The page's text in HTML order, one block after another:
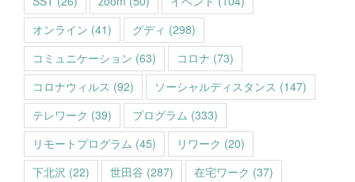
オンライン (41) グディ (298)
コミュニケーション (63) コロナ (73)
コロナウィルス (92) ソーシャルディスタンス (147)
テレワーク (39) プログラム (333)
リモートプログラム (45) リワーク (20)
下北沢 (22) 世田谷 (287) 在宅ワーク (37)